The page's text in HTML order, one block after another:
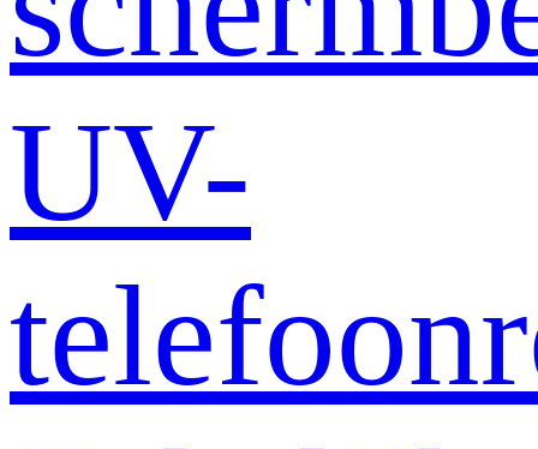
UV-